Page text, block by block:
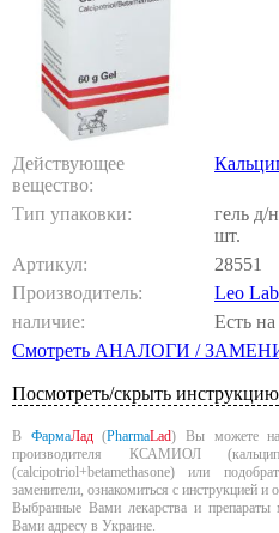
Действующее
вещество:
Тип упаковки:
гель д/
шт.
Артикул:
28551
Производитель:
Leo
наличие:
Есть на
Смотреть АНАЛОГИ /
Посмотреть/скрыть инструкцию
В ФармаЛад(PharmaLad) Вы можете
производителя КСАМИОЛ
(calcipotriol+betamethasone) или
заменители, ознакомиться с инструкцией и
Выбранные Вами лекарства и препараты
Вами адресу в Украине.